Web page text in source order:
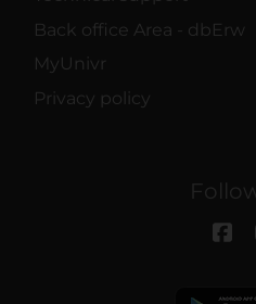
Back office Area - dbErw
MyUnivr
Privacy policy